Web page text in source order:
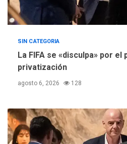
SIN CATEGORIA
La FIFA se «disculpa» por el
privatización
agosto 6, 2026 128